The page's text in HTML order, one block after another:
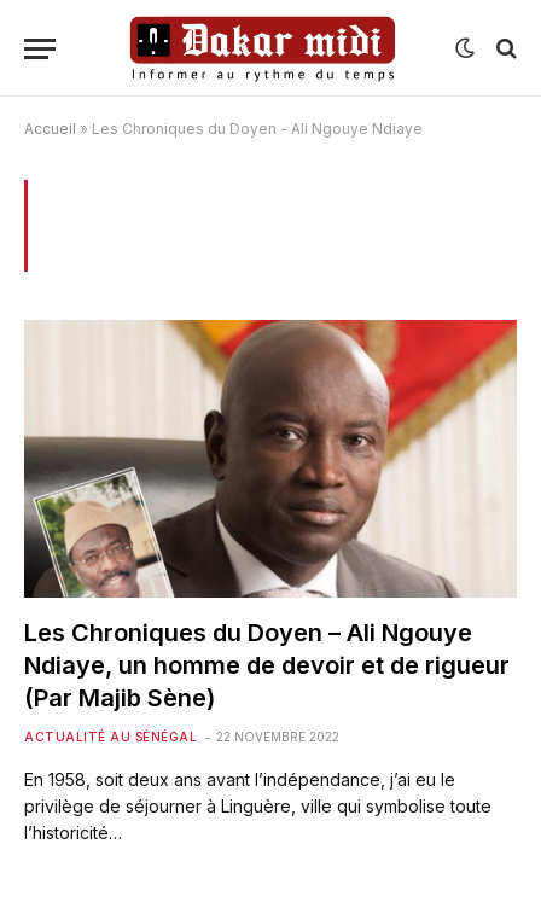
Accueil » Les Chroniques du Doyen - Ali Ngouye Ndiaye
Les Chroniques du Doyen – Ali Ngouye
Ndiaye, un homme de devoir et de rigueur
(Par Majib Sène)
ACTUALITÉ AU SÉNÉGAL 22 NOVEMBRE 2022
En 1958, soit deux ans avant l’indépendance, j’ai eu le
privilège de séjourner à Linguère, ville qui symbolise toute
l’historicité…